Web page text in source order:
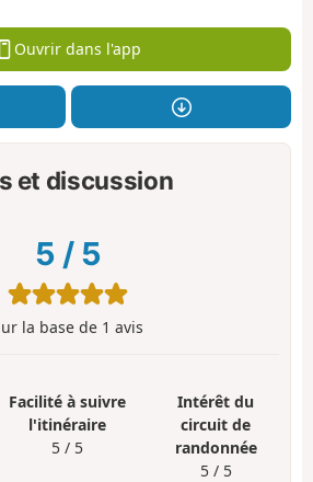
Ouvrir dans l'app
et discussion
5 / 5
la base de 1 avis
Facilité à suivre
l'itinéraire
5 / 5
Intérêt du
circuit de
randonnée
5 / 5